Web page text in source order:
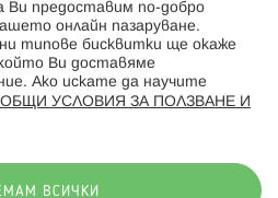
ни:
Ви предоставим по-добро
онлайн пазаруване.
типове бисквитки ще окаже
Ви доставяме
Ако искате да научите
ОБЩИ УСЛОВИЯ ЗА ПОЛЗВАНЕ И
ВСИЧКИ